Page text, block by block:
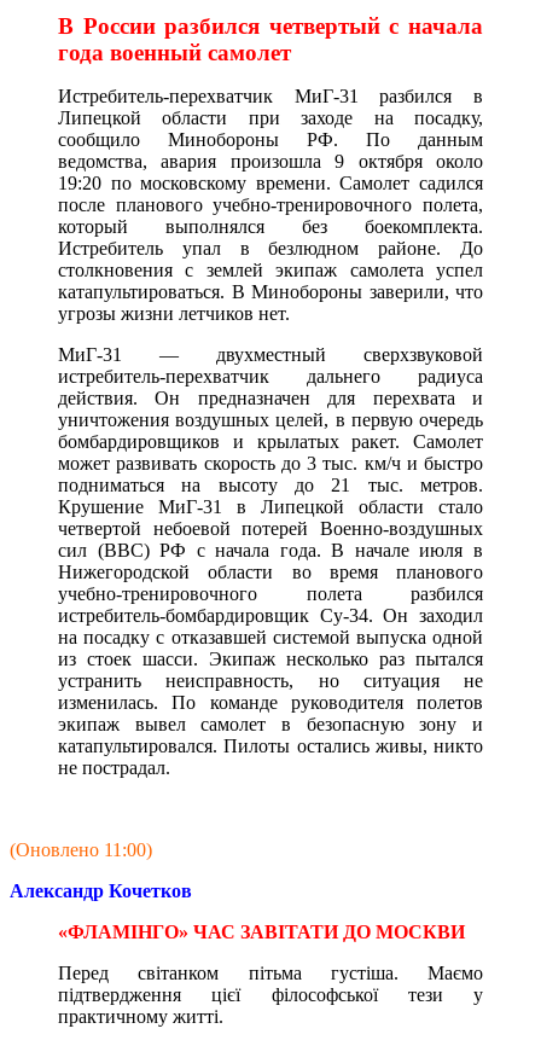
В России разбился четвертый с начала
года военный самолет
Истребитель-перехватчик МиГ-31 разбился в
Липецкой области при заходе на посадку,
сообщило Минобороны РФ. По данным
ведомства, авария произошла 9 октября около
19:20 по московскому времени. Самолет садился
после планового учебно-тренировочного полета,
который выполнялся без боекомплекта.
Истребитель упал в безлюдном районе. До
столкновения с землей экипаж самолета успел
катапультироваться. В Минобороны заверили, что
угрозы жизни летчиков нет.
МиГ-31 — двухместный сверхзвуковой
истребитель-перехватчик дальнего радиуса
действия. Он предназначен для перехвата и
уничтожения воздушных целей, в первую очередь
бомбардировщиков и крылатых ракет. Самолет
может развивать скорость до 3 тыс. км/ч и быстро
подниматься на высоту до 21 тыс. метров.
Крушение МиГ-31 в Липецкой области стало
четвертой небоевой потерей Военно-воздушных
сил (ВВС) РФ с начала года. В начале июля в
Нижегородской области во время планового
учебно-тренировочного полета разбился
истребитель-бомбардировщик Су-34. Он заходил
на посадку с отказавшей системой выпуска одной
из стоек шасси. Экипаж несколько раз пытался
устранить неисправность, но ситуация не
изменилась. По команде руководителя полетов
экипаж вывел самолет в безопасную зону и
катапультировался. Пилоты остались живы, никто
не пострадал.
(Оновлено 11:00)
Александр Кочетков
«ФЛАМІНГО» ЧАС ЗАВІТАТИ ДО МОСКВИ
Перед світанком пітьма густіша. Маємо
підтвердження цієї філософської тези у
практичному житті.